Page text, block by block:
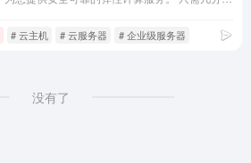
# 云主机 # 云服务器 # 企业级服务器
没有了